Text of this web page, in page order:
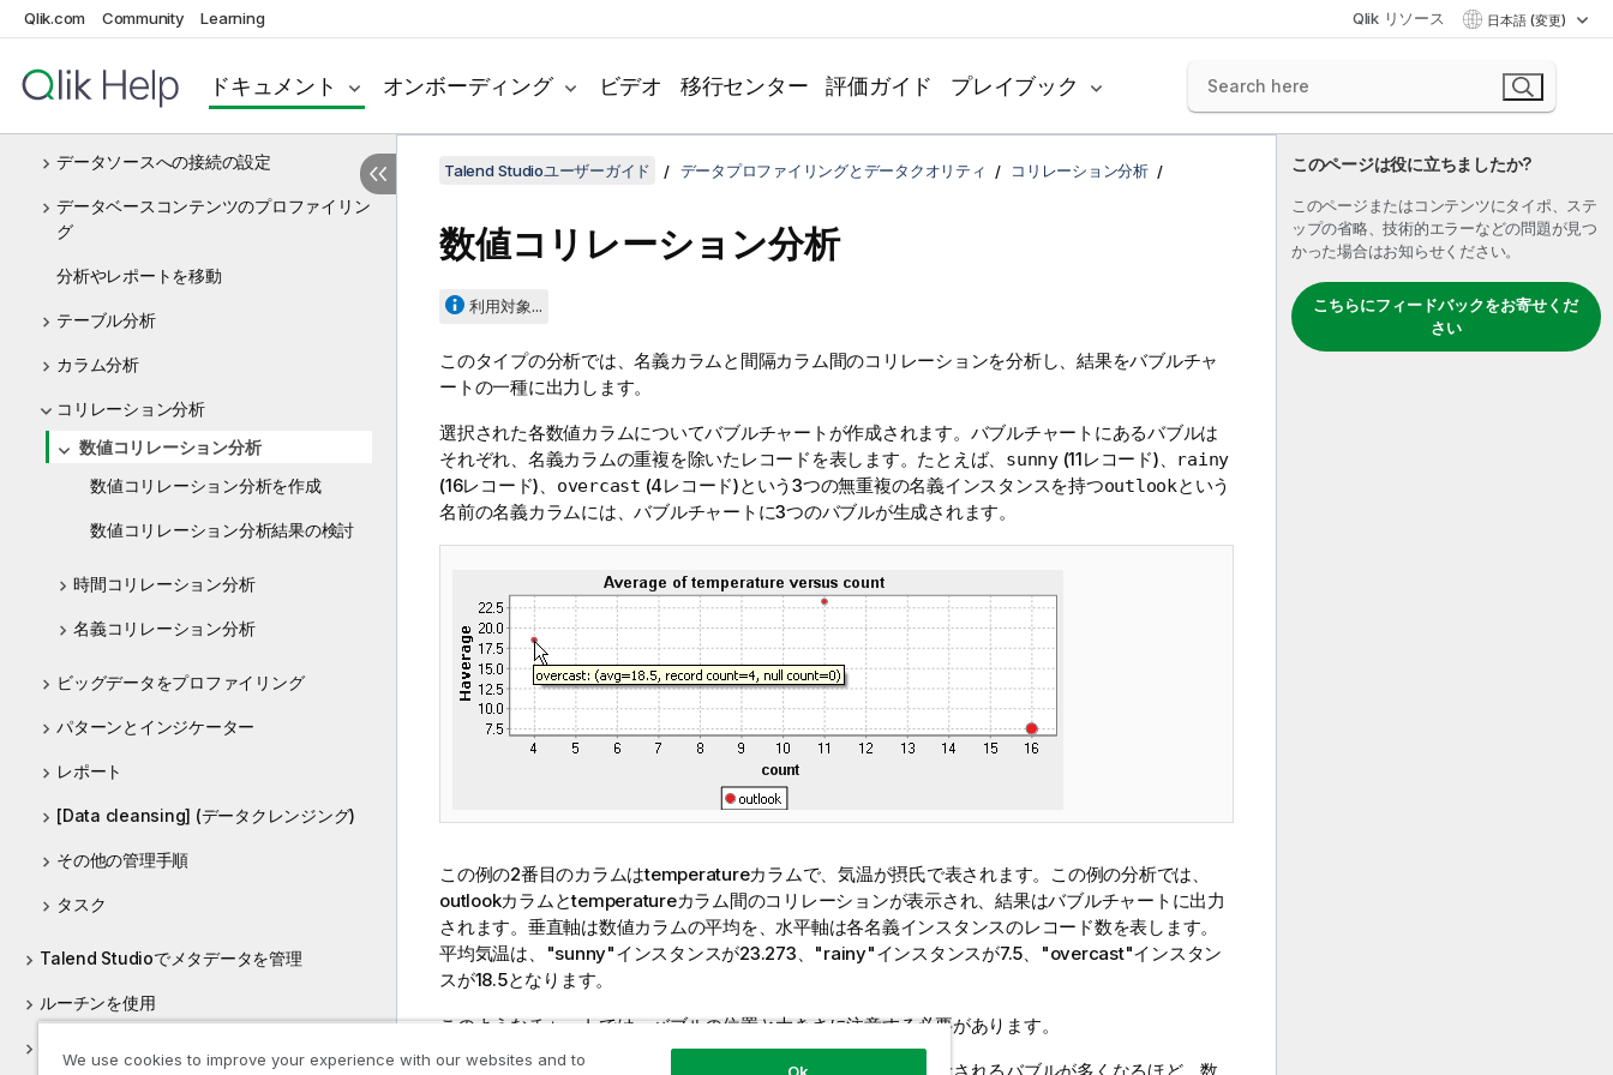
Qlik.com Community Learning Qlik リソース 日本語 (変更)
ドキュメント オンボーディング ビデオ 移行センター 評価ガイド プレイブック
ビッグデータ
データプロファイリングとデータクオリティ
データソースへの接続の設定
データベースコンテンツのプロファイリン
グ
分析やレポートを移動
テーブル分析
カラム分析
コリレーション分析
数値コリレーション分析
数値コリレーション分析を作成
数値コリレーション分析結果の検討
時間コリレーション分析
名義コリレーション分析
ビッグデータをプロファイリング
パターンとインジケーター
レポート
[Data cleansing] (データクレンジング)
その他の管理手順
タスク
Talend Studioでメタデータを管理
ルーチンを使用
このページは役に立ちましたか?
このページまたはコンテンツにタイポ、ステ
ップの省略、技術的エラーなどの問題が見つ
かった場合はお知らせください。
こちらにフィードバックをお寄せくだ
さい
Talend Studioユーザーガイド データプロファイリングとデータクオリティ コリレーション分析
数値コリレーション分析
利用対象...
このタイプの分析では、名義カラムと間隔カラム間のコリレーションを分析し、結果をバブルチャ
ートの一種に出力します。
選択された各数値カラムについてバブルチャートが作成されます。バブルチャートにあるバブルは
それぞれ、名義カラムの重複を除いたレコードを表します。たとえば、 sunny(11レコード)、 rainy
(16レコード)、 overcast (4レコード)という3つの無重複の名義インスタンスを持つoutlookという
名前の名義カラムには、バブルチャートに3つのバブルが生成されます。
この例の2番目のカラムはtemperatureカラムで、気温が摂氏で表されます。この例の分析では、
outlookカラムとtemperatureカラム間のコリレーションが表示され、結果はバブルチャートに出力
されます。垂直軸は数値カラムの平均を、水平軸は各名義インスタンスのレコード数を表します。
平均気温は、"sunny"インスタンスが23.273、"rainy"インスタンスが7.5、"overcast"インスタン
スが18.5となります。
このようなチャートでは、バブルの位置と大きさに注意する必要があります。
We use cookies to improve your experience with our websites and to